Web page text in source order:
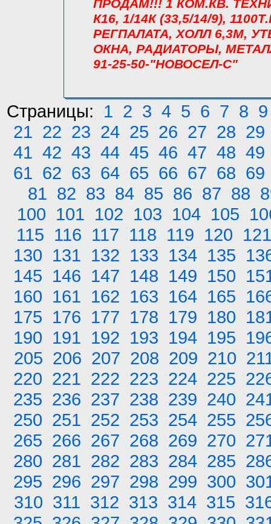
ПРОДАМ!!! 1 КОМ.КВ.
К16, 1/14К (33,5/14/9),
РЕГПАЛАТА, ХОЛЛ 6,3М,
ОКНА, РАДИАТОРЫ,
91-25-50-"НОВОСЕЛ-С"
Страницы: 1 2 3 4 5 6 7 8 9
21 22 23 24 25 26 27 28 29
41 42 43 44 45 46 47 48 49
61 62 63 64 65 66 67 68 69
81 82 83 84 85 86 87 88
100 101 102 103 104 105
115 116 117 118 119 120 121
130 131 132 133 134 135
145 146 147 148 149 150
160 161 162 163 164 165
175 176 177 178 179 180
190 191 192 193 194 195
205 206 207 208 209 210
220 221 222 223 224 225
235 236 237 238 239 240
250 251 252 253 254 255
265 266 267 268 269 270
280 281 282 283 284 285
295 296 297 298 299 300
310 311 312 313 314 315